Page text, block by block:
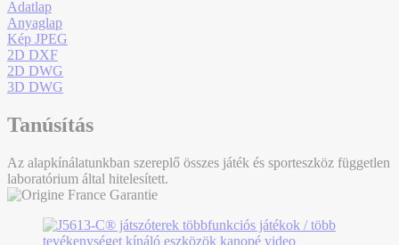
Adatlap
Anyaglap
Kép JPEG
2D DXF
2D DWG
3D DWG
Tanúsítás
Az alapkínálatunkban szereplő összes játék és sporteszköz független
laboratórium által hitelesített.